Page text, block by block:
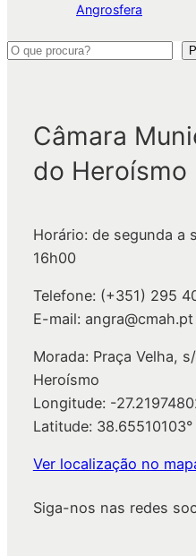
Angrosfera
P
Câmara
do Heroísmo
Horário: de segunda a
16h00
Telefone: (+351) 295
E-mail: angra@cmah.pt
Morada: Praça Velha,
Heroísmo
Longitude: -
Latitude: 38.65510103°
Ver localização no
Siga-nos nas redes